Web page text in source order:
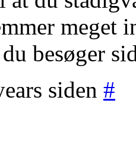
besøger
siden #